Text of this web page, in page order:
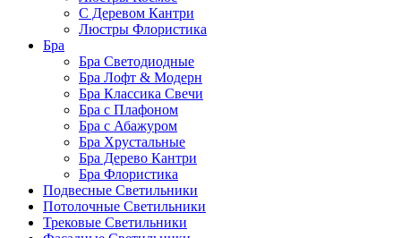
С Деревом Кантри
Люстры Флористика
Бра
Бра Светодиодные
Бра Лофт & Модерн
Бра Классика Свечи
Бра с Плафоном
Бра с Абажуром
Бра Хрустальные
Бра Дерево Кантри
Бра Флористика
Подвесные Светильники
Потолочные Светильники
Трековые Светильники